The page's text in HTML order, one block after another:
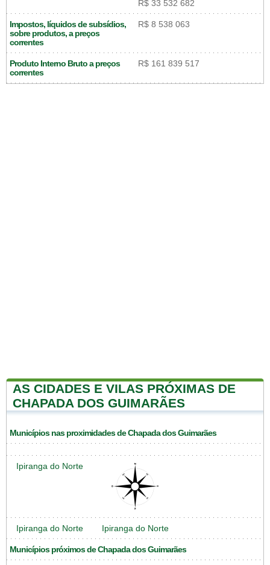
R$ 33 532 682
Impostos, líquidos de subsídios,
sobre produtos, a preços
correntes
R$ 8 538 063
Produto Interno Bruto a preços
correntes
R$ 161 839 517
AS CIDADES E VILAS PRÓXIMAS DE
CHAPADA DOS GUIMARÃES
Municípios nas proximidades de Chapada dos Guimarães
Ipiranga do Norte
Ipiranga do Norte Ipiranga do Norte
Municípios próximos de Chapada dos Guimarães